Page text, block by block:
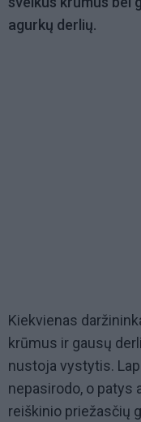
agurkų derlių.
Kiekvienas
krūmus ir gausų
nustoja vystytis.
nepasirodo, o patys
reiškinio priežasčių